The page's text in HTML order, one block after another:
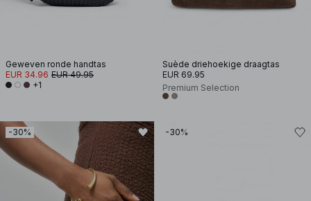
Geweven ronde handtas
EUR 34.96 EUR 49.95
+1
Suède driehoekige draagtas
EUR 69.95
Premium Selection
-30% -30%